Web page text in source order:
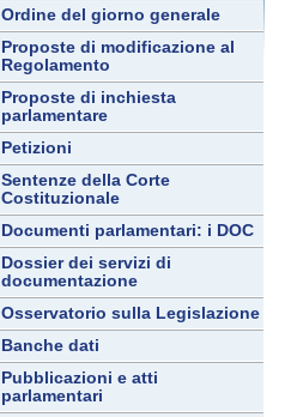
Ordine del giorno generale
Proposte di modificazione al
Regolamento
Proposte di inchiesta
parlamentare
Petizioni
Sentenze della Corte
Costituzionale
Documenti parlamentari: i DOC
Dossier dei servizi di
documentazione
Osservatorio sulla Legislazione
Banche dati
Pubblicazioni e atti
parlamentari